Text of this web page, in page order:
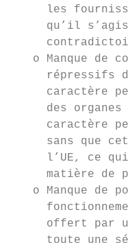
les
qu’il
o Manque de
répressifs
caractère
des organes
caractère
sans que
l’UE, ce
matière de
o Manque de
offert par
toute une